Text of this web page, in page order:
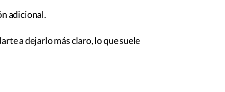
adicional.
a dejarlo más claro, lo que suele